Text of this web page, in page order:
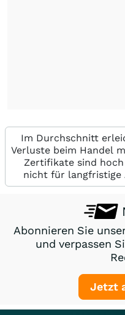
Im Durchschnitt
Verluste beim Handel
Zertifikate sind
nicht für langfristige
Abonnieren Sie
und verpassen
Jetzt